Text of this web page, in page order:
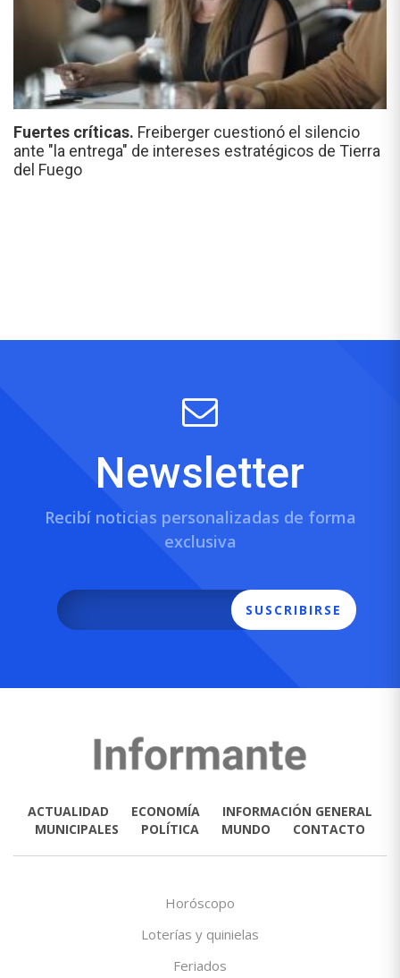
Fuertes críticas. Freiberger cuestionó el silencio
ante "la entrega" de intereses estratégicos de Tierra
del Fuego
Newsletter
Recibí noticias personalizadas de forma
exclusiva
SUSCRIBIRSE
ACTUALIDAD ECONOMÍA
INFORMACIÓN GENERAL
MUNICIPALES
POLÍTICA MUNDO CONTACTO
Horóscopo
Loterías y quinielas
Feriados